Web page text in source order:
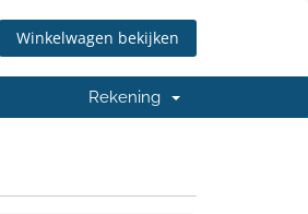
Winkelwagen bekijken
Rekening